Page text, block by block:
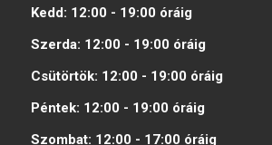
Kedd: 12:00 - 19:00 óráig
Szerda: 12:00 - 19:00 óráig
Csütörtök: 12:00 - 19:00 óráig
Péntek: 12:00 - 19:00 óráig
Szombat: 12:00 - 17:00 óráig